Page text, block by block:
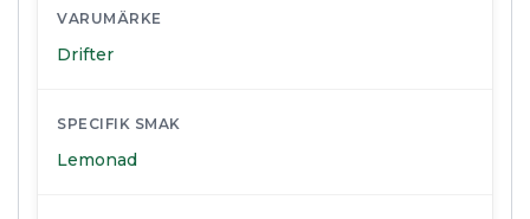
VARUMÄRKE
Drifter
SPECIFIK SMAK
Lemonad